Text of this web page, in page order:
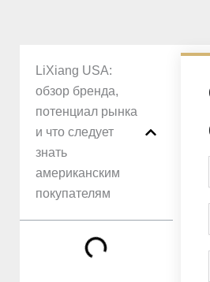
LiXiang USA:
обзор бренда,
потенциал рынка
и что следует
знать
американским
покупателям